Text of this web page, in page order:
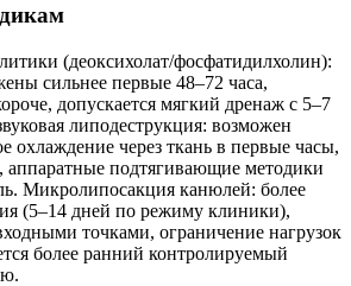
(деоксихолат/фосфатидилхолин):
сильнее первые 48–72 часа,
допускается мягкий дренаж с 5–7
липодеструкция: возможен
охлаждение через ткань в первые часы,
аппаратные подтягивающие методики
Микролипосакция канюлей: более
(5–14 дней по режиму клиники),
точками, ограничение нагрузок
более ранний контролируемый